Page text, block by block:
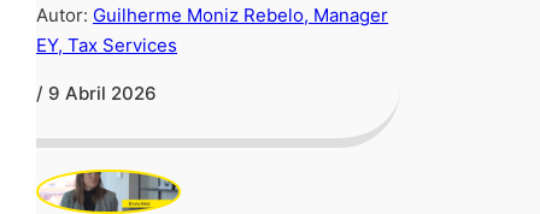
Autor: Guilherme Moniz Rebelo, Manager
EY, Tax Services
/ 9 Abril 2026